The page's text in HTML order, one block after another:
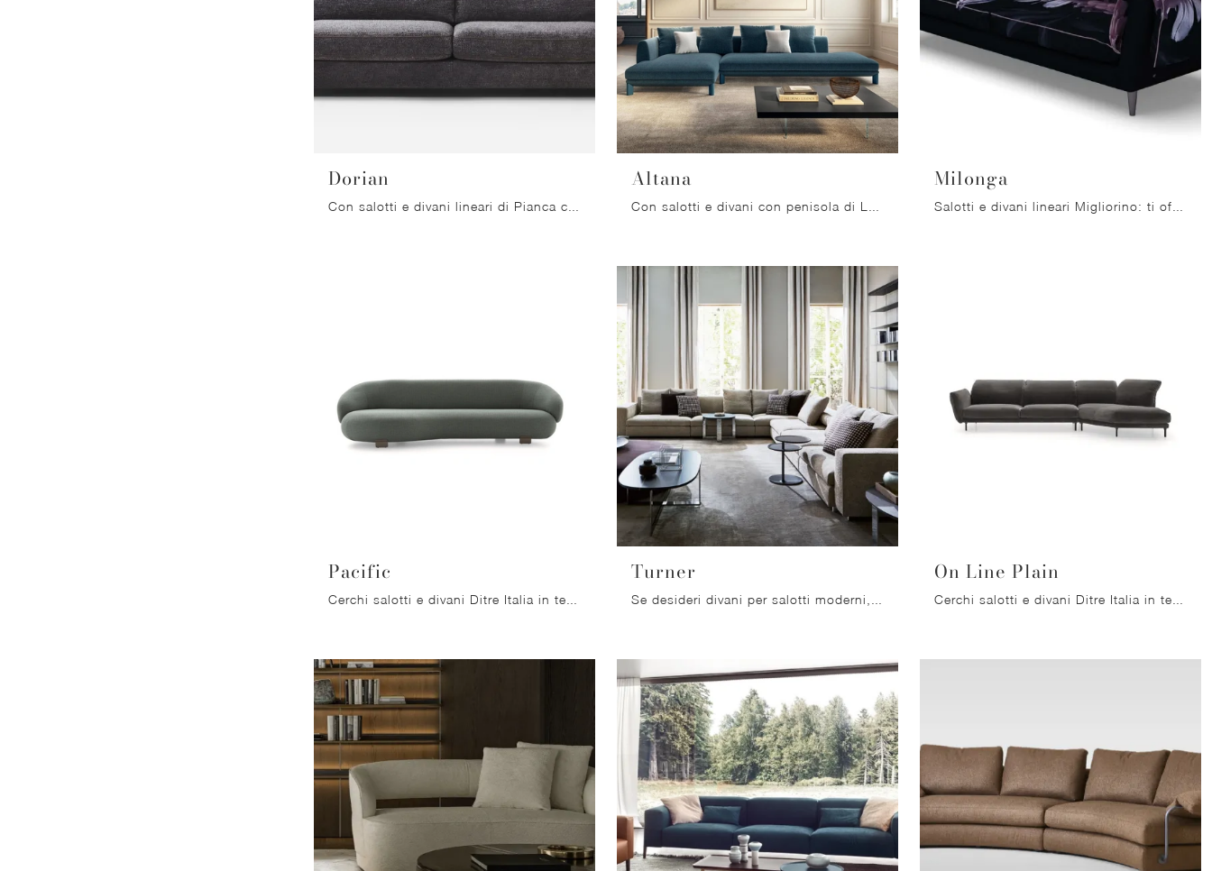
Dorian Altana Milonga
Pacific
Cerchi salotti e divani Ditre Italia in tessuto? Clicca e scopri di più sul modello Pacific per spazi design.
Turner
Se desideri divani per salotti moderni, clicca e leggi di più sul modello Turner in tessuto dell'azienda Molteni & C.
On Line Plain
Cerchi salotti e divani Ditre Italia in tessuto? Clicca e ottieni informazioni sul modello On Line Plain per spazi moderni.